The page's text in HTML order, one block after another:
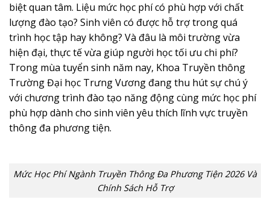
biệt quan tâm. Liệu mức học phí có phù hợp với chất
lượng đào tạo? Sinh viên có được hỗ trợ trong quá
trình học tập hay không? Và đâu là môi trường vừa
hiện đại, thực tế vừa giúp người học tối ưu chi phí?
Trong mùa tuyển sinh năm nay, Khoa Truyền thông
Trường Đại học Trưng Vương đang thu hút sự chú ý
với chương trình đào tạo năng động cùng mức học phí
phù hợp dành cho sinh viên yêu thích lĩnh vực truyền
thông đa phương tiện.
Mức Học Phí Ngành Truyền Thông Đa Phương Tiện 2026 Và
Chính Sách Hỗ Trợ